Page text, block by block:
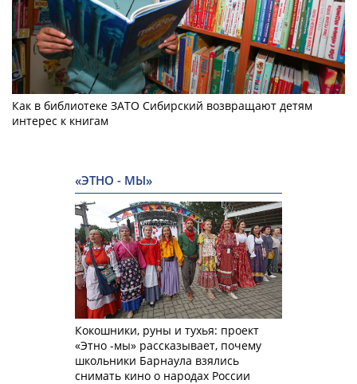
Как в библиотеке ЗАТО Сибирский возвращают детям
интерес к книгам
«ЭТНО - МЫ»
Кокошники, руны и тухья: проект
«Этно -мы» рассказывает, почему
школьники Барнаула взялись
снимать кино о народах России